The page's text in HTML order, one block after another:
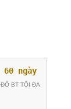
60 ngày
ĐỔ BT TỐI ĐA